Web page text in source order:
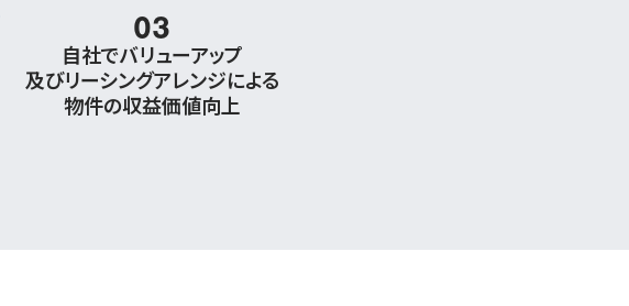
03
⾃社でバリューアップ
及びリーシングアレンジによる
物件の収益価値向上